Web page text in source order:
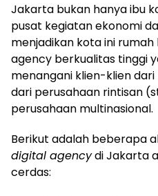
Jakarta bukan hanya ibu
pusat kegiatan ekonomi
menjadikan kota ini
agency berkualitas tinggi
menangani klien-klien
dari perusahaan rintisan
perusahaan multinasional.
Berikut adalah beberapa
digital agencydi Jakarta
cerdas: